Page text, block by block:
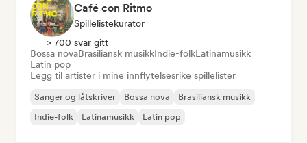
Café con Ritmo
Spillelistekurator
> 700 svar gitt
Bossa novaBrasiliansk musikkIndie-folkLatinamusikk
Latin pop
Legg til artister i mine innflytelsesrike spillelister
Sanger og låtskriver Bossa nova
Brasiliansk musikk
Indie-folk
Latinamusikk Latin pop